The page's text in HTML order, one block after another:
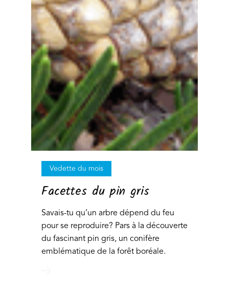
Vedette du mois
Facettes du pin gris
Savais-tu qu’un arbre dépend du feu
pour se reproduire? Pars à la découverte
du fascinant pin gris, un conifère
emblématique de la forêt boréale.